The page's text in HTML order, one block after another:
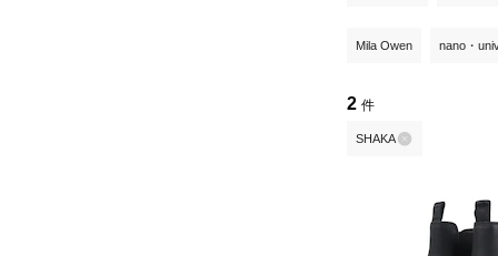
Mila Owen nano・
2 件
SHAKA